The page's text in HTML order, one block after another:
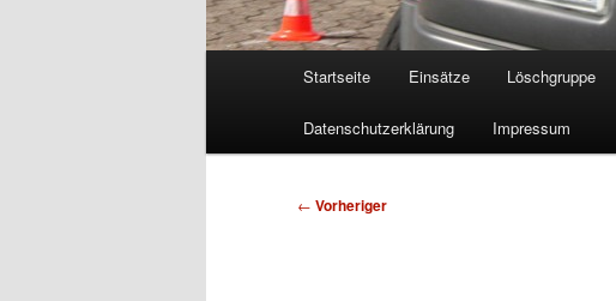
Startseite Einsätze Löschgruppe
Datenschutzerklärung Impressum
Beitragsnavigation
← Vorheriger